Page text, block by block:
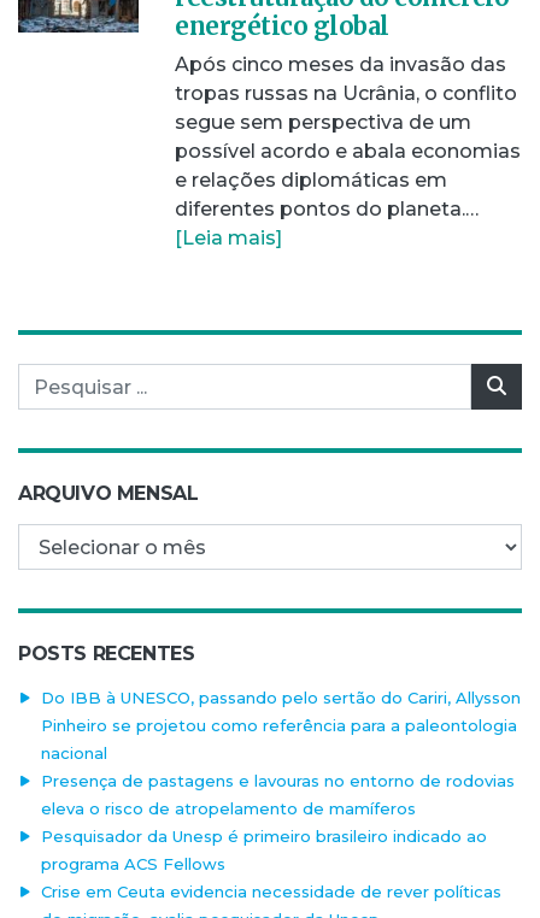
energético global
Após cinco meses da invasão das
tropas russas na Ucrânia, o conflito
segue sem perspectiva de um
possível acordo e abala economias
e relações diplomáticas em
diferentes pontos do planeta.…
[Leia mais]
Pesquisar por:
ARQUIVO MENSAL
Arquivo mensal
POSTS RECENTES
Do IBB à UNESCO, passando pelo sertão do Cariri, Allysson
Pinheiro se projetou como referência para a paleontologia
nacional
Presença de pastagens e lavouras no entorno de rodovias
eleva o risco de atropelamento de mamíferos
Pesquisador da Unesp é primeiro brasileiro indicado ao
programa ACS Fellows
Crise em Ceuta evidencia necessidade de rever políticas